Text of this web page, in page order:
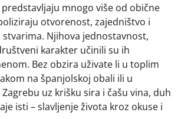
predstavljaju mnogo više od obične
otvorenost, zajedništvo i
Njihova jednostavnost,
karakter učinili su ih
Bez obzira uživate li u toplim
na španjolskoj obali ili u
uz krišku sira i čašu vina, duh
isti – slavljenje života kroz okuse i